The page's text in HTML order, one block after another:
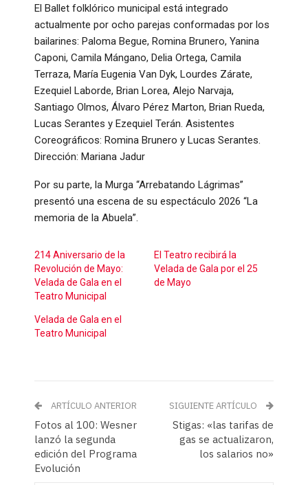
El Ballet folklórico municipal está integrado
actualmente por ocho parejas conformadas por los
bailarines: Paloma Begue, Romina Brunero, Yanina
Caponi, Camila Mángano, Delia Ortega, Camila
Terraza, María Eugenia Van Dyk, Lourdes Zárate,
Ezequiel Laborde, Brian Lorea, Alejo Narvaja,
Santiago Olmos, Álvaro Pérez Marton, Brian Rueda,
Lucas Serantes y Ezequiel Terán. Asistentes
Coreográficos: Romina Brunero y Lucas Serantes.
Dirección: Mariana Jadur
Por su parte, la Murga “Arrebatando Lágrimas”
presentó una escena de su espectáculo 2026 “La
memoria de la Abuela”.
214 Aniversario de la
Revolución de Mayo:
Velada de Gala en el
Teatro Municipal
El Teatro recibirá la
Velada de Gala por el 25
de Mayo
Velada de Gala en el
Teatro Municipal
ARTÍCULO ANTERIOR
Fotos al 100: Wesner
lanzó la segunda
edición del Programa
Evolución
SIGUIENTE ARTÍCULO
Stigas: «las tarifas de
gas se actualizaron,
los salarios no»